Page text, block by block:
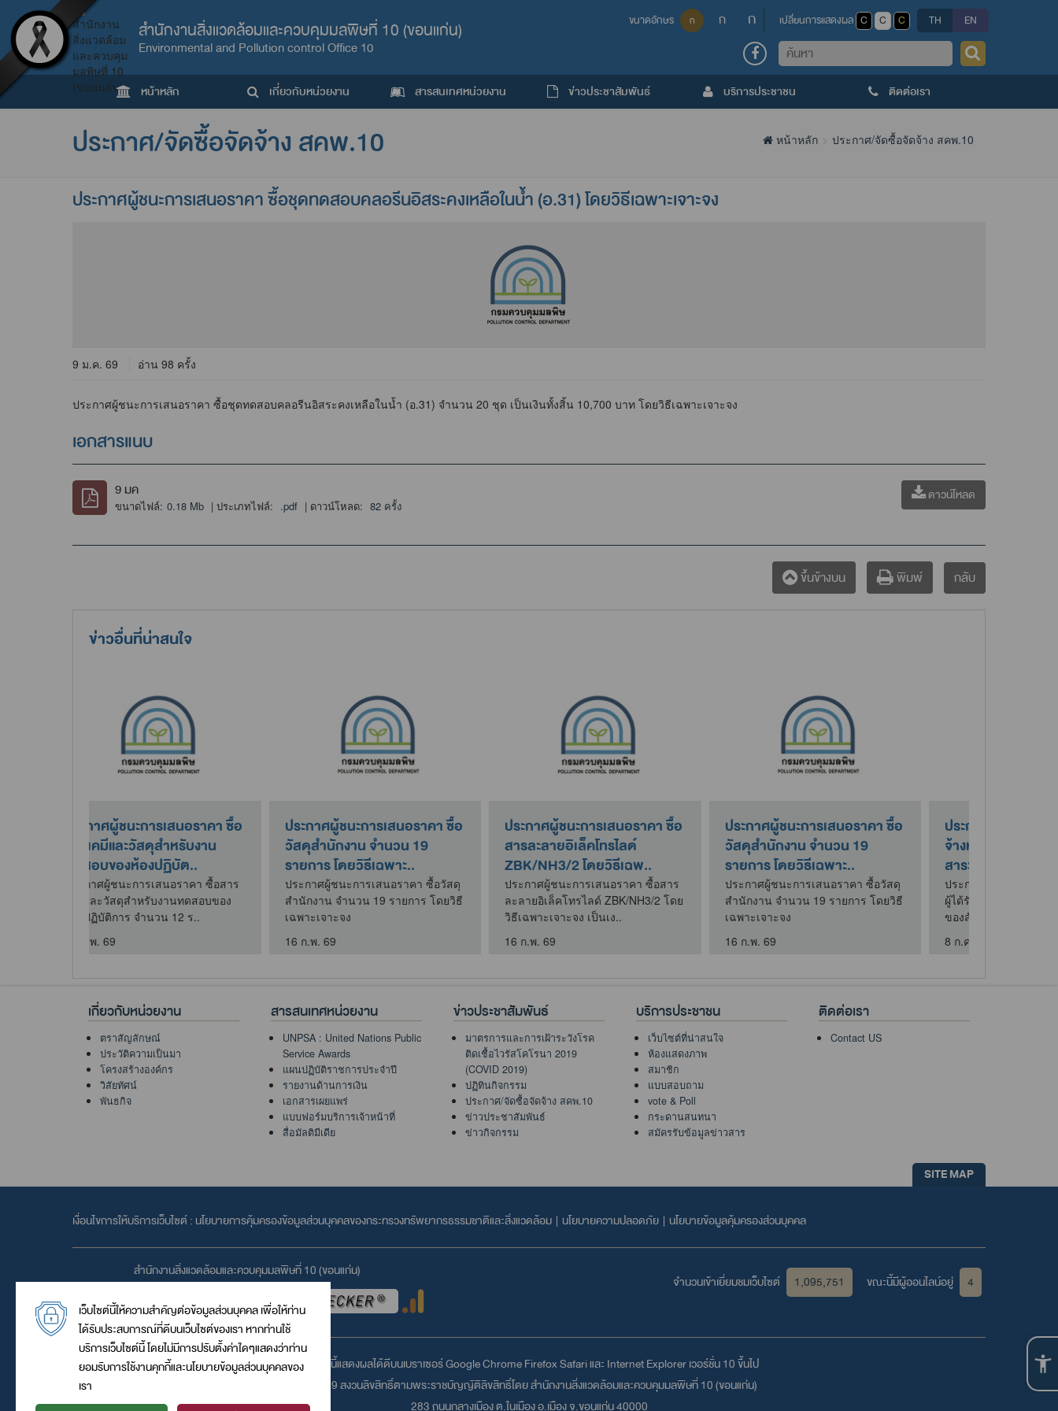
สำนักงานสิ่งแวดล้อมและควบคุมมลพิษที่ 10 (ขอนแก่น)
Environmental and Pollution control Office 10
ขนาดอักษร ก ก ก เปลี่ยนการแสดงผล C C C TH EN
ค้นหา
หน้าหลัก เกี่ยวกับหน่วยงาน สารสนเทศหน่วยงาน ข่าวประชาสัมพันธ์ บริการประชาชน ติดต่อเรา
ประกาศ/จัดซื้อจัดจ้าง สคพ.10 หน้าหลัก ประกาศ/จัดซื้อจัดจ้าง สคพ.10
ประกาศผู้ชนะการเสนอราคา ซื้อชุดทดสอบคลอรีนอิสระคงเหลือในน้ำ (อ.31) โดยวิธีเฉพาะเจาะจง
9 ม.ค. 69 อ่าน 98 ครั้ง
ประกาศผู้ชนะการเสนอราคา ซื้อชุดทดสอบคลอรีนอิสระคงเหลือในน้ำ (อ.31) จำนวน 20 ชุด เป็นเงินทั้งสิ้น 10,700 บาท โดยวิธีเฉพาะเจาะจง
เอกสารแนบ
9 มค
ขนาดไฟล์: 0.18 Mb | ประเภทไฟล์: .pdf | ดาวน์โหลด: 82 ครั้ง
ดาวน์โหลด
ขึ้นข้างบน พิมพ์ กลับ
ข่าวอื่นที่น่าสนใจ
ผู้ชนะการเสนอราคา ซื้อ
กงาน จำนวน 19
โดยวิธีเฉพาะ..
ชนะการเสนอราคา ซื้อวัสดุ
จำนวน 19 รายการ โดยวิธี
ประกาศผลผู้ชนะการจัดซื้อจัด
จ้างหรือผู้ได้รับการคัดเลือกและ
สาระสำคัญของ..
ประกาศผลผู้ชนะการจัดซื้อจัดจ้างหรือ
ผู้ได้รับการคัดเลือกและสาระสำคัญ
ของสัญญาหรือข้อตกล..
ประกาศสำนักงานสิ่งแวดล้อม
และควบคุมมลพิษที่ 10 เรื่อง
ประกาศผลผู้ชนะการ..
ประกาศสำนักงานสิ่งแวดล้อมและ
ควบคุมมลพิษที่ 10 เรื่อง ประกาศผลผู้
ชนะการจัดซื้อจัดจ้างห..
ประกาศผู้ชนะการเสนอราคา ซื้อ
ตัวทำละลายมาตรฐาน
Platnum-Cobalt (Pt-Co) โ..
ประกาศผู้ชนะการเสนอราคา ซื้อตัว
ทำละลายมาตรฐาน Platnum-Cobalt
(Pt-Co) โดยวิธีเฉพาะเจาะ..
ประกาศผู้ชนะการเสนอราคา ซื้อ
วัสดุ-อุปกรณ์ จำนวน 31
รายการ โดยวิธีเฉพาะ..
ประกาศผู้ชนะการเสนอราคา ซื้อวัสดุ-
อุปกรณ์ จำนวน 31 รายการ โดยวิธี
เกี่ยวกับหน่วยงาน
ตราสัญลักษณ์
ประวัติความเป็นมา
โครงสร้างองค์กร
วิสัยทัศน์
พันธกิจ
สารสนเทศหน่วยงาน
UNPSA : United Nations Public
Service Awards
แผนปฏิบัติราชการประจำปี
รายงานด้านการเงิน
เอกสารเผยแพร่
แบบฟอร์มบริการเจ้าหน้าที่
สื่อมัลติมีเดีย
ข่าวประชาสัมพันธ์
มาตรการและการเฝ้าระวังโรค
ติดเชื้อไวรัสโคโรนา 2019
(COVID 2019)
ปฏิทินกิจกรรม
ประกาศ/จัดซื้อจัดจ้าง สคพ.10
ข่าวประชาสัมพันธ์
ข่าวกิจกรรม
บริการประชาชน
เว็บไซต์ที่น่าสนใจ
ห้องแสดงภาพ
สมาชิก
แบบสอบถาม
vote & Poll
กระดานสนทนา
สมัครรับข้อมูลข่าวสาร
ติดต่อเรา
Contact US
SITE MAP
เงื่อนไขการให้บริการเว็บไซต์ : นโยบายการคุ้มครองข้อมูลส่วนบุคคลของกระทรวงทรัพยากรธรรมชาติและสิ่งแวดล้อม | นโยบายความปลอดภัย | นโยบายข้อมูลคุ้มครองส่วนบุคคล
สำนักงานสิ่งแวดล้อมและควบคุมมลพิษที่ 10 (ขอนแก่น)
จำนวนเข้าเยี่ยมชมเว็บไซต์ 1,095,751 ขณะนี้มีผู้ออนไลน์อยู่ 4
เว็บไซต์นี้แสดงผลได้ดีบนเบราเซอร์Google ChromeFirefoxSafariและ Internet Explorerเวอร์ชั่น 10 ขึ้นไป
© 2559 สงวนลิขสิทธิ์ตามพระราชบัญญัติลิขสิทธิ์โดย สำนักงานสิ่งแวดล้อมและควบคุมมลพิษที่ 10 (ขอนแก่น)
283 ถนนกลางเมือง ต.ในเมือง อ.เมือง จ.ขอนแก่น 40000
เว็บไซต์นี้ให้ความสำคัญต่อข้อมูลส่วนบุคคล เพื่อให้ท่าน
ได้รับประสบการณ์ที่ดีบนเว็บไซต์ของเรา หากท่านใช้
บริการเว็บไซต์นี้ โดยไม่มีการปรับตั้งค่าใดๆแสดงว่าท่าน
ยอมรับการใช้งานคุกกี้และนโยบายข้อมูลส่วนบุคคลของ
เรา